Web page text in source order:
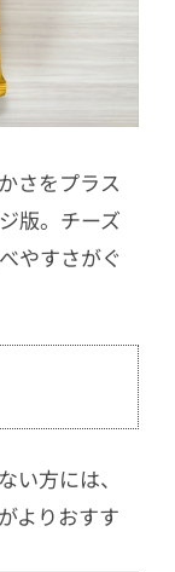
さをプラス
版。チーズ
やすさがぐ
い方には、
よりおすす